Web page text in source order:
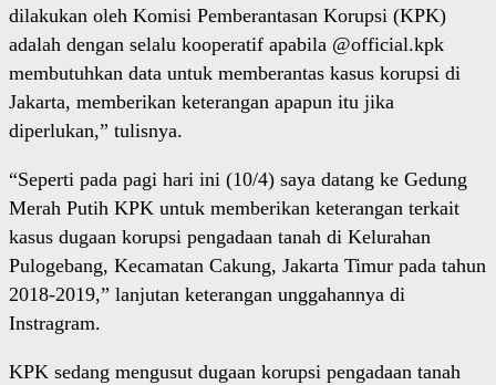
dilakukan oleh Komisi Pemberantasan Korupsi (KPK)
adalah dengan selalu kooperatif apabila @official.kpk
membutuhkan data untuk memberantas kasus korupsi di
Jakarta, memberikan keterangan apapun itu jika
diperlukan,” tulisnya.
“Seperti pada pagi hari ini (10/4) saya datang ke Gedung
Merah Putih KPK untuk memberikan keterangan terkait
kasus dugaan korupsi pengadaan tanah di Kelurahan
Pulogebang, Kecamatan Cakung, Jakarta Timur pada tahun
2018-2019,” lanjutan keterangan unggahannya di
Instragram.
KPK sedang mengusut dugaan korupsi pengadaan tanah